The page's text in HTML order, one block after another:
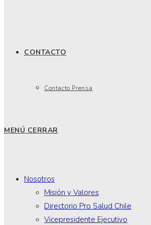
CONTACTO
Contacto Prensa
MENÚ CERRAR
Nosotros
Misión y Valores
Directorio Pro Salud Chile
Vicepresidente Ejecutivo